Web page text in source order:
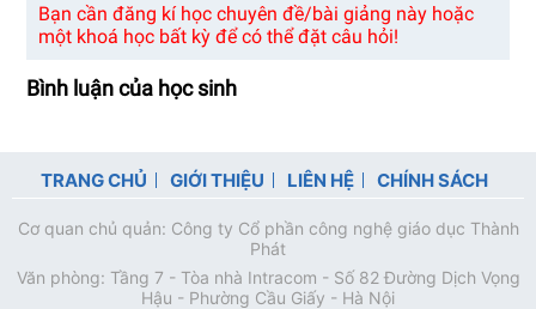
Bạn cần đăng kí học chuyên đề/bài giảng này hoặc
một khoá học bất kỳ để có thể đặt câu hỏi!
Bình luận của học sinh
TRANG CHỦ GIỚI THIỆU LIÊN HỆ CHÍNH SÁCH
Cơ quan chủ quản: Công ty Cổ phần công nghệ giáo dục Thành
Phát
Văn phòng: Tầng 7 - Tòa nhà Intracom - Số 82 Đường Dịch Vọng
Hậu - Phường Cầu Giấy - Hà Nội